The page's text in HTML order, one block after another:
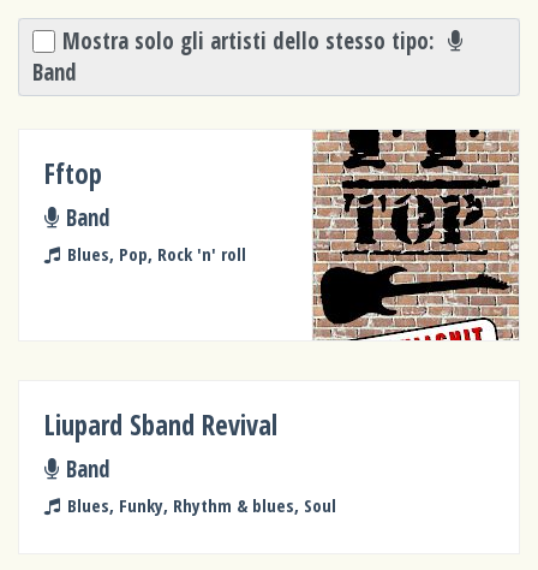
Mostra solo gli artisti dello stesso tipo:
Band
Fftop
Band
Blues, Pop, Rock 'n' roll
Liupard Sband Revival
Band
Blues, Funky, Rhythm & blues, Soul